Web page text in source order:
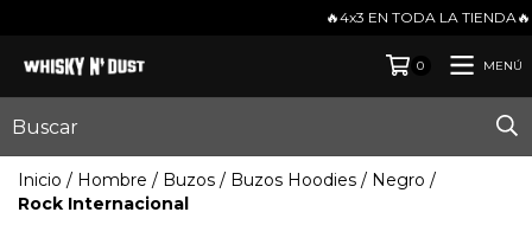
🔥4x3 EN TODA LA TIENDA🔥ENVIOS GRATIS EN COMPRAS
0 MENÚ
Inicio / Hombre / Buzos / Buzos Hoodies / Negro /
Rock Internacional